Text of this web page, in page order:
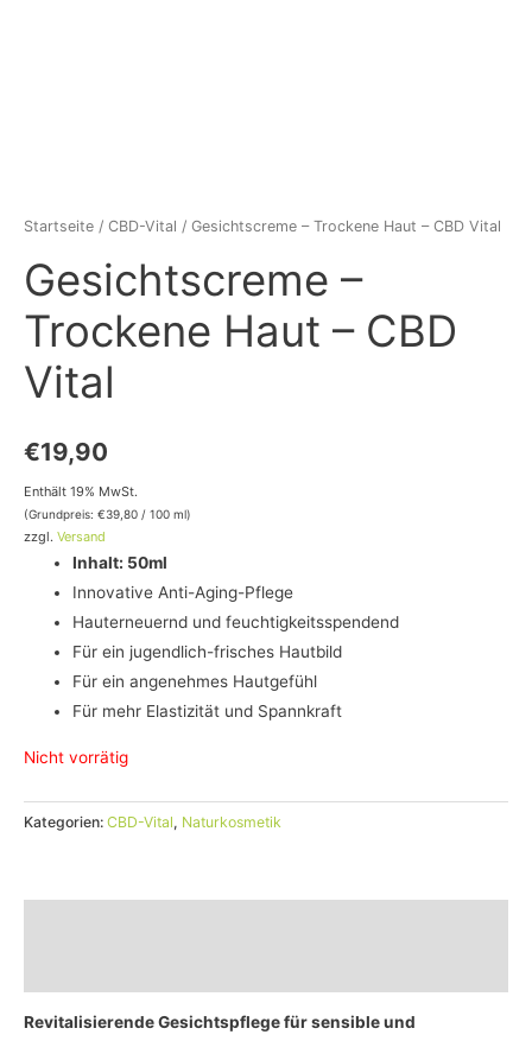
Startseite / CBD-Vital / Gesichtscreme – Trockene Haut – CBD Vital
Gesichtscreme –
Trockene Haut – CBD
Vital
€19,90
Enthält 19% MwSt.
(Grundpreis: €39,80 / 100 ml)
zzgl. Versand
Inhalt: 50ml
Innovative Anti-Aging-Pflege
Hauterneuernd und feuchtigkeitsspendend
Für ein jugendlich-frisches Hautbild
Für ein angenehmes Hautgefühl
Für mehr Elastizität und Spannkraft
Nicht vorrätig
Kategorien: CBD-Vital, Naturkosmetik
Revitalisierende Gesichtspflege für sensible und